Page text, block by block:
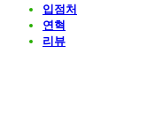
입점처
연혁
리뷰